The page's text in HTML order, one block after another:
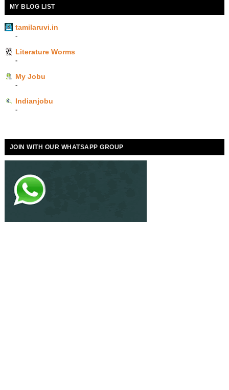
MY BLOG LIST
tamilaruvi.in
-
Literature Worms
-
My Jobu
-
Indianjobu
-
JOIN WITH OUR WHATSAPP GROUP